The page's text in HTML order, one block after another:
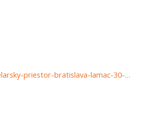
https://www.haloreality.sk/bratislava-lamac/prenajom-kancelarsky-priestor-bratislava-lamac-30-m2---novostavba/66627